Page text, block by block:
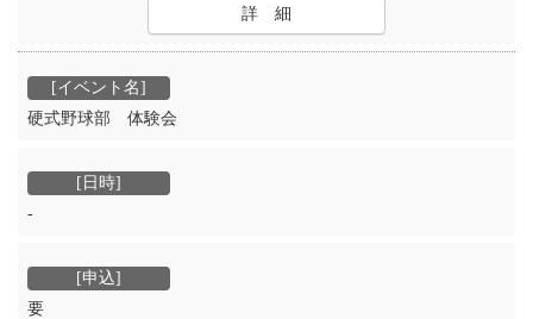
詳 細
硬式野球部 体験会
‐
要